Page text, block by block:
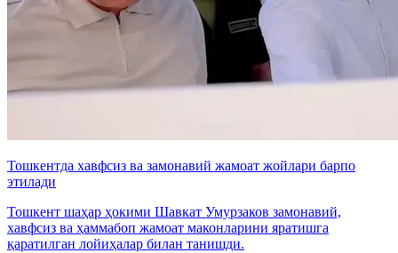
Тошкентда хавфсиз ва замонавий жамоат жойлари барпо
этилади
Тошкент шаҳар ҳокими Шавкат Умурзаков замонавий,
хавфсиз ва ҳаммабоп жамоат маконларини яратишга
қаратилган лойиҳалар билан танишди.